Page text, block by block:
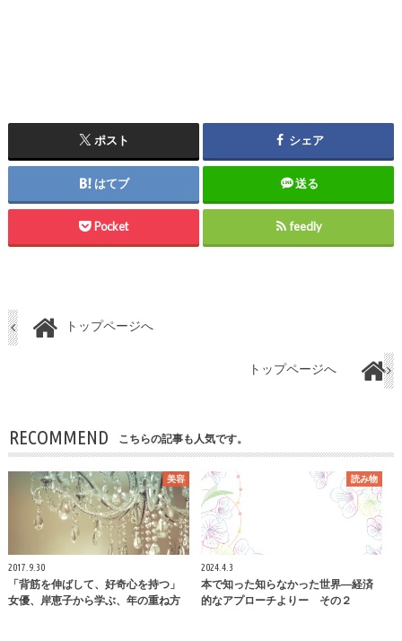
ポスト シェア
はてブ 送る
Pocket feedly
トップページへ
トップページへ
RECOMMEND こちらの記事も人気です。
美容
2017.9.30
「背筋を伸ばして、好奇心を持つ」
女優、岸恵子から学ぶ、年の重ね方
読み物
2024.4.3
本で知った知らなかった世界―経済
的なアプローチよりー その２